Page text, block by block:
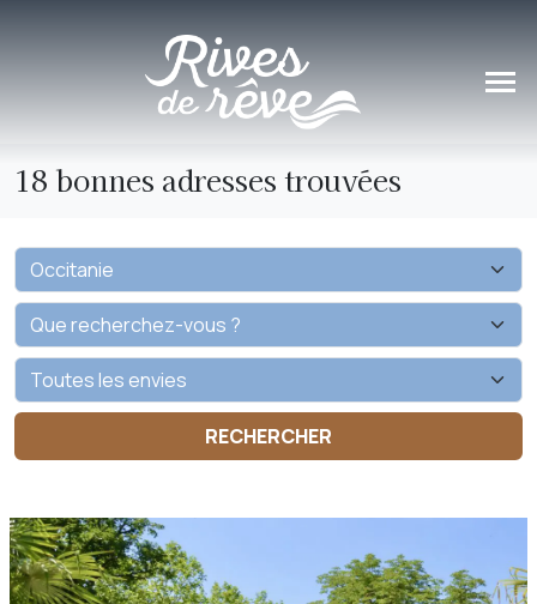
18 bonnes adresses trouvées